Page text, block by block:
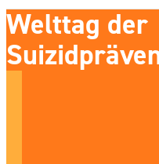
Welttag der